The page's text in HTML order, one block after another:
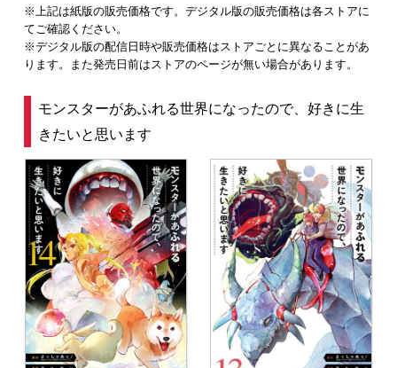
※上記は紙版の販売価格です。デジタル版の販売価格は各ストアに
てご確認ください。
※デジタル版の配信日時や販売価格はストアごとに異なることがあ
ります。また発売日前はストアのページが無い場合があります。
モンスターがあふれる世界になったので、好きに生
きたいと思います